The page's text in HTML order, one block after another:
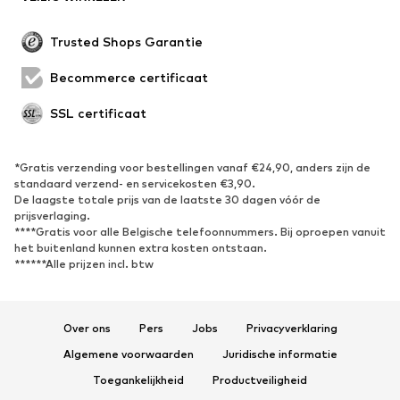
Trusted Shops Garantie
Becommerce certificaat
SSL certificaat
*Gratis verzending voor bestellingen vanaf €24,90, anders zijn de
standaard verzend- en servicekosten €3,90.
De laagste totale prijs van de laatste 30 dagen vóór de
prijsverlaging.
****Gratis voor alle Belgische telefoonnummers. Bij oproepen vanuit
het buitenland kunnen extra kosten ontstaan.
******Alle prijzen incl. btw
Over ons Pers Jobs
Privacyverklaring
Algemene voorwaarden
Juridische informatie
Toegankelijkheid
Productveiligheid